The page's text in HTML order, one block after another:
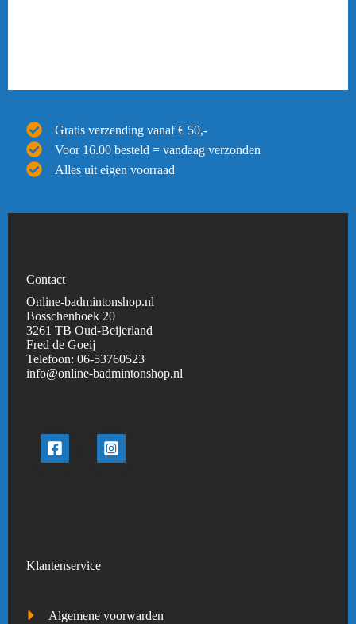
Gratis verzending vanaf € 50,-
Voor 16.00 besteld = vandaag verzonden
Alles uit eigen voorraad
Contact
Online-badmintonshop.nl
Bosschenhoek 20
3261 TB Oud-Beijerland
Fred de Goeij
Telefoon:06-53760523
info@online-badmintonshop.nl
Klantenservice
Algemene voorwarden